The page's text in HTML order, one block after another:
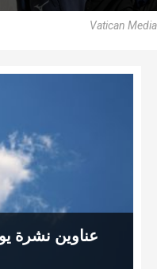
Vatican Media